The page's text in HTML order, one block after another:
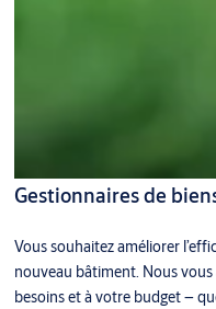
Gestionnaires de
Vous souhaitez améliorer
nouveau bâtiment. Nous
besoins et à votre budget –